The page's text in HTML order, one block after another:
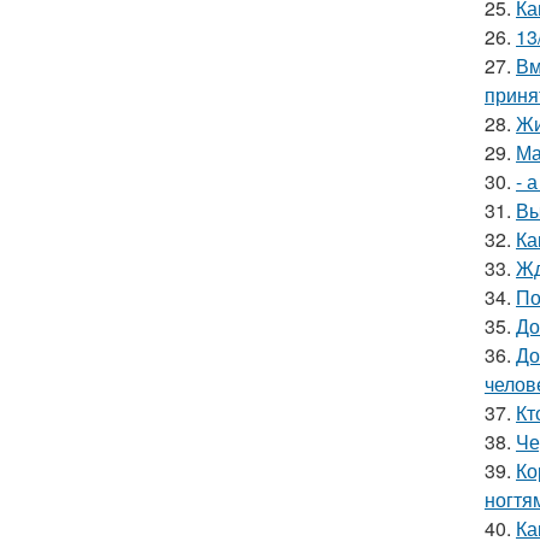
25.
26.
27.
28.
29.
30. -
31.
32.
33.
34.
35.
36.
37.
38.
39.
40.